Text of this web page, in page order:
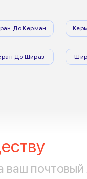
До Керман
До Шираз
ваш